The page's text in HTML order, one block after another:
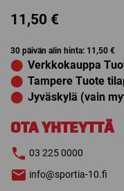
11,50 €
30 päivän alin hinta: 11,50 €
⬤ Verkkokauppa
⬤ Tampere Tuote
⬤ Jyväskylä (vain
OTA YHTEYTTÄ
03 225 0000
info@sportia-10.fi